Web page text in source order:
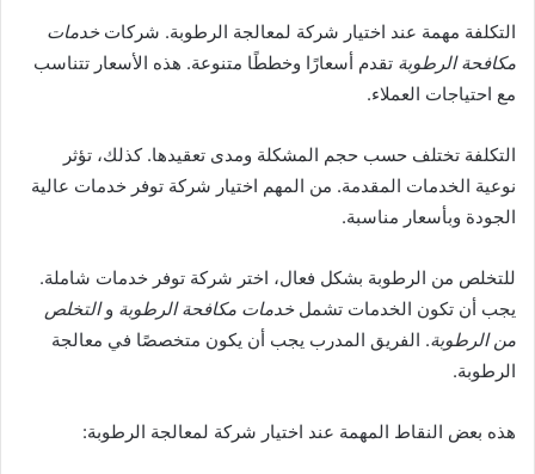
التكلفة مهمة عند اختيار شركة لمعالجة الرطوبة. شركاتخدمات
مكافحة الرطوبة تقدم أسعارًا وخططًا متنوعة. هذه الأسعار تتناسب
مع احتياجات العملاء.
التكلفة تختلف حسب حجم المشكلة ومدى تعقيدها. كذلك، تؤثر
نوعية الخدمات المقدمة. من المهم اختيار شركة توفر خدمات عالية
الجودة وبأسعار مناسبة.
للتخلص من الرطوبة بشكل فعال، اختر شركة توفر خدمات شاملة.
يجب أن تكون الخدمات تشملخدمات مكافحة الرطوبة والتخلص
من الرطوبة. الفريق المدرب يجب أن يكون متخصصًا في معالجة
الرطوبة.
هذه بعض النقاط المهمة عند اختيار شركة لمعالجة الرطوبة: